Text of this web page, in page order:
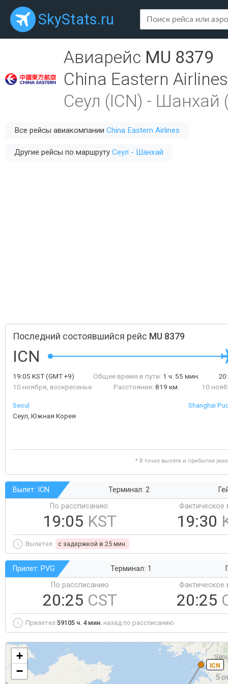
SkyStats.ru
Авиарейс MU 8379
China Eastern Airlines
Сеул (ICN) - Шанхай
Все рейсы авиакомпании China Eastern Airlines
Другие рейсы по маршруту Сеул - Шанхай
Последний состоявшийся рейс MU 8379
ICN
19:05 KST(GMT +9)
10 ноября, воскресенье
Общее время в пути: 1 ч. 55 мин.
Расстояние: 819 км.
10
Seoul
Сеул, Южная Корея
Shanghai
* В точке вылета и прибытия
Вылет: ICN Терминал: 2
По рассписанию:
19:05 KST
Фактическое
19:30
Вылетел c задержкой в 25 мин.
Прилет: PVG Терминал: 1
По рассписанию
20:25 CST
Фактическое
20:25
Прилетел 59105 ч. 4 мин. назад по рассписанию
ICN
+
−